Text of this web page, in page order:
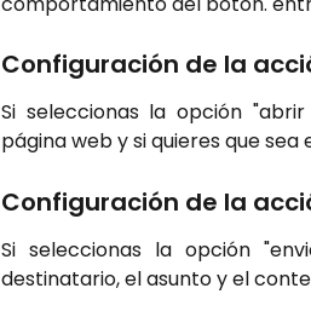
Configuración de la
Si seleccionas la opción
página web y si quieres que
Configuración de la
Si seleccionas la opción
destinatario, el asunto y el